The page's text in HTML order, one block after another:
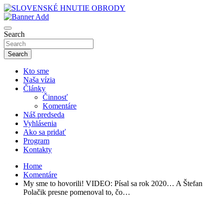
Skip
to
content
SLOVENSKÉ HNUTIE OBRODY
Search
Search
Kto sme
Naša vízia
Články
Činnosť
Komentáre
Náš predseda
Vyhlásenia
Ako sa pridať
Program
Kontakty
Home
Komentáre
My sme to hovorili! VIDEO: Písal sa rok 2020… A Štefan
Polačik presne pomenoval to, čo…